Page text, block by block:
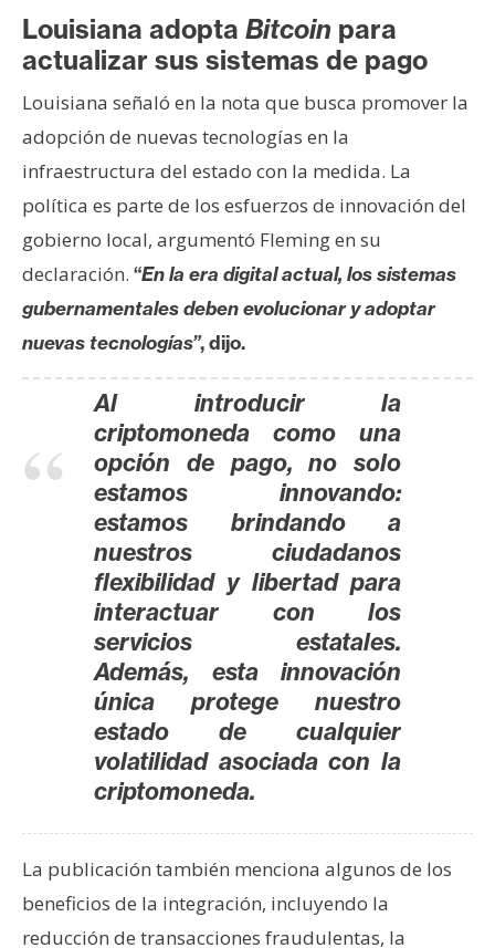
a
c
o
y
P
u
l
i
c
i
Louisiana adopta Bitcoin para
actualizar sus sistemas de pago
Louisiana señaló en la nota que busca promover la
adopción de nuevas tecnologías en la
infraestructura del estado con la medida. La
política es parte de los esfuerzos de innovación del
gobierno local, argumentó Fleming en su
declaración. “En la era digital actual, los sistemas
gubernamentales deben evolucionar y adoptar
nuevas tecnologías”, dijo.
Al introducir la
criptomoneda como una
opción de pago, no solo
estamos innovando:
estamos brindando a
nuestros ciudadanos
flexibilidad y libertad para
interactuar con los
servicios estatales.
Además, esta innovación
única protege nuestro
estado de cualquier
volatilidad asociada con la
criptomoneda.
La publicación también menciona algunos de los
beneficios de la integración, incluyendo la
reducción de transacciones fraudulentas, la